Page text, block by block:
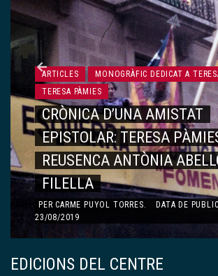
ARTICLES
MONOGRÀFIC DEDICAT A
TERESA PÀMIES
FEMINISME I LITERATURA
PERAGNÈS TODA I BONET.
DATA DE
23/08/2019
EDICIONS DEL CENTRE